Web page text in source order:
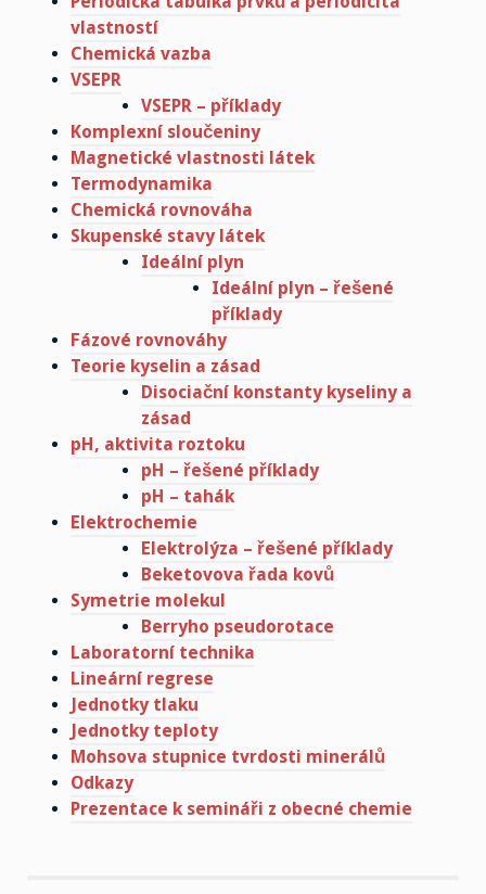
vlastností
Chemická vazba
VSEPR
VSEPR – příklady
Komplexní sloučeniny
Magnetické vlastnosti látek
Termodynamika
Chemická rovnováha
Skupenské stavy látek
Ideální plyn
Ideální plyn – řešené
příklady
Fázové rovnováhy
Teorie kyselin a zásad
Disociační konstanty kyseliny a
zásad
pH, aktivita roztoku
pH – řešené příklady
pH – tahák
Elektrochemie
Elektrolýza – řešené příklady
Beketovova řada kovů
Symetrie molekul
Berryho pseudorotace
Laboratorní technika
Lineární regrese
Jednotky tlaku
Jednotky teploty
Mohsova stupnice tvrdosti minerálů
Odkazy
Prezentace k semináři z obecné chemie